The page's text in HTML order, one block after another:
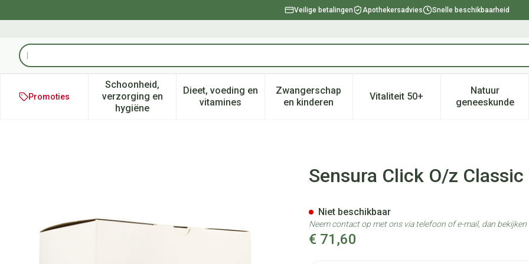
Veilige betalingen Apothekersadvies Snelle beschikbaarheid
Product, merk, categorie...
Promoties
Schoonheid,
verzorging en
hygiëne
Toon submenu voor Schoonheid, verzorging en hygiëne categorie
Dieet, voeding en
vitaminesToon submenu voor Dieet, voeding en vitamines categorie
Zwangerschap
en kinderenToon submenu voor Zwangerschap en kinderen
Vitaliteit 50+Toon submenu voor Vitaliteit
Natuur
geneeskunde
Toon
Sensura Click O/z Classic 70mm Maxi 510ml 30 10367
Sensura Click O/z
€ 71,60
Niet beschikbaar
Neem contact op met ons via telefoon of e-mail, dan bekijken